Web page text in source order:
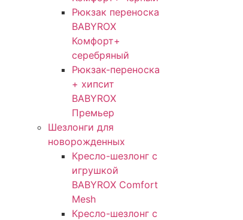
Рюкзак переноска
BABYROX
Комфорт+
серебряный
Рюкзак-переноска
+ хипсит
BABYROX
Премьер
Шезлонги для
новорожденных
Кресло-шезлонг с
игрушкой
BABYROX Comfort
Mesh
Кресло-шезлонг с